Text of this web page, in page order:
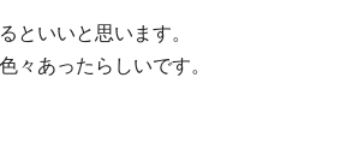
といいと思います。
々あったらしいです。